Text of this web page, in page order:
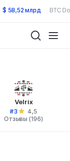
$ 58,52 млрд BTC
Velrix
#3
4,5
Отзывы (196)